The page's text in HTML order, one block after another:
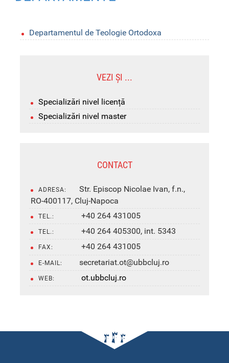
Departamentul de Teologie Ortodoxa
VEZI ȘI ...
Specializări nivel licență
Specializări nivel master
CONTACT
ADRESA:
Str. Episcop Nicolae Ivan, f.n.,
RO-400117, Cluj-Napoca
TEL.: +40 264 431005
TEL.: +40 264 405300, int. 5343
FAX: +40 264 431005
E-MAIL: secretariat.ot@ubbcluj.ro
WEB: ot.ubbcluj.ro